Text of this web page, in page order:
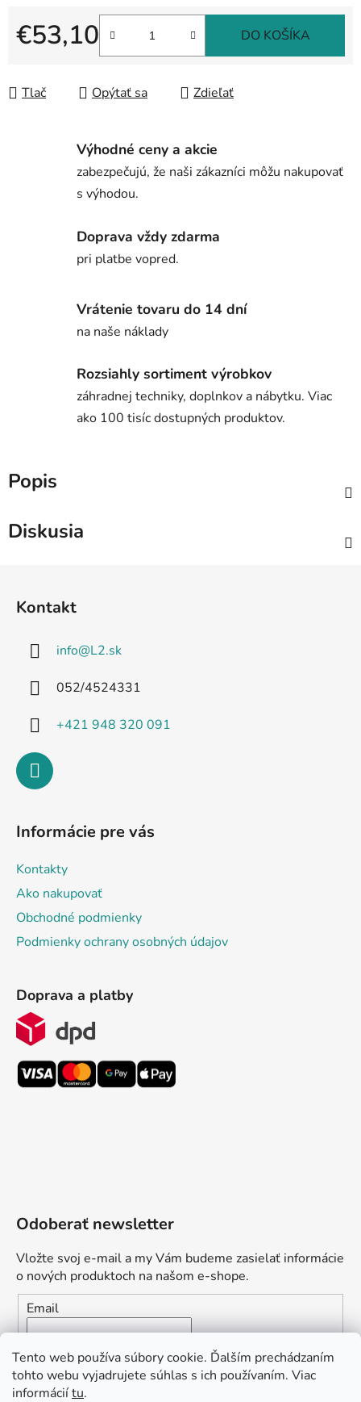
Tento web používa súbory cookie. Ďalším prechádzaním
tohto webu vyjadrujete súhlas s ich používaním. Viac
informáciítu.
€53,10
Jednotková cena:
DO KOŠÍKA
Tlač Opýtať sa Zdieľať
Výhodné ceny a akcie
zabezpečujú, že naši zákazníci môžu nakupovať
s výhodou.
Doprava vždy zdarma
pri platbe vopred.
Vrátenie tovaru do 14 dní
na naše náklady
Rozsiahly sortiment výrobkov
záhradnej techniky, doplnkov a nábytku. Viac
ako 100 tisíc dostupných produktov.
Popis
Diskusia
Kontakt
info@L2.sk
052/4524331
+421 948 320 091
Informácie pre vás
Kontakty
Ako nakupovať
Obchodné podmienky
Podmienky ochrany osobných údajov
Doprava a platby
Odoberať newsletter
Vložte svoj e-mail a my Vám budeme zasielať informácie
o nových produktoch na našom e-shope.
Email
Vložením e-mailu súhlasíte s
podmienkami ochrany
osobných údajov